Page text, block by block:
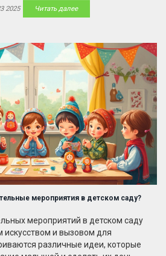
и родителей. Материал подходит
сделать досуг в саду ярче.
2025 Читать далее
мероприятия в детском саду?
мероприятий в детском саду
и вызовом для
различные идеи, которые